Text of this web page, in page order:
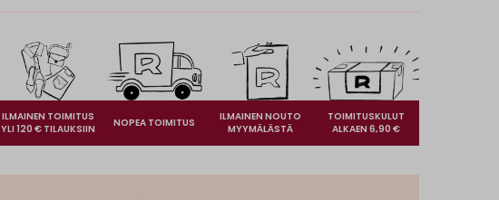
ILMAINEN TOIMITUS
YLI 120 € TILAUKSIIN
NOPEA TOIMITUS
ILMAINEN NOUTO
MYYMÄLÄSTÄ
TOIMITUSKULUT
ALKAEN 6,90 €